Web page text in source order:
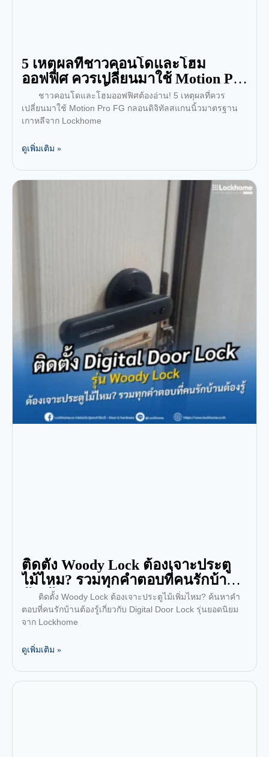
5 เหตุผลที่ชาวคอนโดและโฮม
ออฟฟิศ ควรเปลี่ยนมาใช้ Motion Pro
FG รุ่นสแกนนิ้ว
ชาวคอนโดและโฮมออฟฟิศต้องอ่าน! 5 เหตุผลที่ควร
เปลี่ยนมาใช้ Motion Pro FG กลอนดิจิทัลสแกนนิ้วมาตรฐาน
เกาหลีจาก Lockhome
ดูเพิ่มเติม »
ติดตั้ง Woody Lock ต้องเจาะประตู
ไม้ไหม? รวมทุกคำตอบที่คนรักบ้าน
ต้องรู้
ติดตั้ง Woody Lock ต้องเจาะประตูไม้เพิ่มไหม? ค้นหาคำ
ตอบที่คนรักบ้านต้องรู้เกี่ยวกับ Digital Door Lock รุ่นยอดนิยม
จาก Lockhome
ดูเพิ่มเติม »